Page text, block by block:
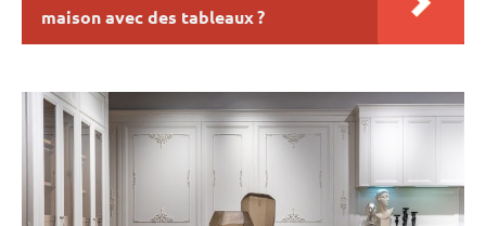
maison avec des tableaux ?